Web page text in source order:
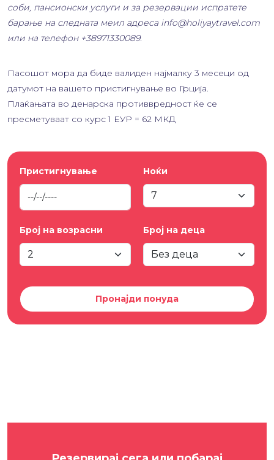
соби, пансионски услуги и за резервации испратете
барање на следната меил адреса info@holiyaytravel.com
или на телефон +38971330089.
Пасошот мора да биде валиден најмалку 3 месеци од
датумот на вашето пристигнување во Грција.
Плаќањата во денарска противвредност ќе се
пресметуваат со курс 1 ЕУР = 62 МКД
Пристигнување Ноќи
Број на возрасни Број на деца
Пронајди понуда